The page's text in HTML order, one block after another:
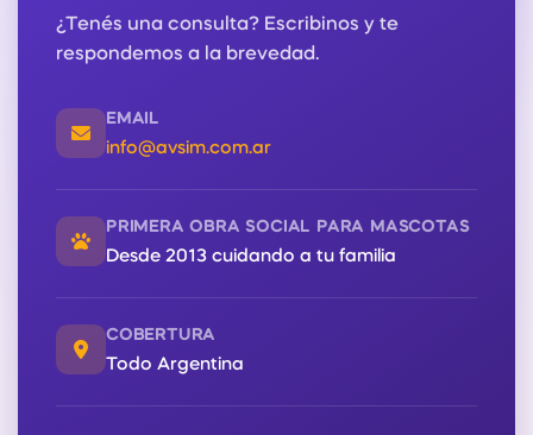
¿Tenés una consulta? Escribinos y te
respondemos a la brevedad.
EMAIL
info@avsim.com.ar
PRIMERA OBRA SOCIAL PARA MASCOTAS
Desde 2013 cuidando a tu familia
COBERTURA
Todo Argentina